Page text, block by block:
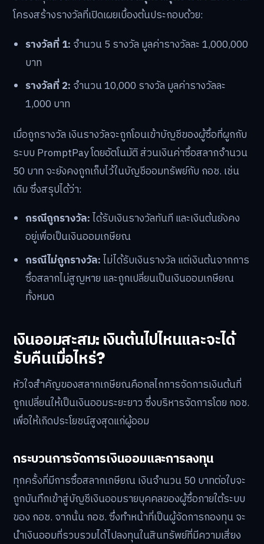
รูปแบบสลาก:เป็นสลากขูดแบบดิจิทัล (Digital Scratch
สุ่มชุดตัวเลขให้อัตโนมัติ ผู้ซื้อไม่ต้องเลือกเลขเอง และไม่มี
การพิมพ์สลากเป็นกระดาษ
ระบบการออกรางวัล และหลักการรับเงิน
เพื่อสร้างแรงจูงใจอย่างต่อเนื่อง สลากเกษียณมีการออก
รางวัลทุกสัปดาห์ โดยกำหนดเป็นทุกวันศุกร์ เวลา 17:00 น.
โครงสร้างรางวัลที่เปิดเผยเบื้องต้นประกอบด้วย:
รางวัลที่ 1:จำนวน 5 รางวัล มูลค่ารางวัลละ 1,000,000
บาท
รางวัลที่ 2:จำนวน 10,000 รางวัล มูลค่ารางวัลละ
1,000 บาท
เมื่อถูกรางวัล เงินรางวัลจะถูกโอนเข้าบัญชีของผู้ซื้อที่ผูกกับ
ระบบ PromptPay โดยอัตโนมัติ ส่วนเงินค่าซื้อสลากจำนวน
เดิม ซึ่งสรุปได้ว่า:
กรณีถูกรางวัล:ได้รับเงินรางวัลทันที และเงินต้นยังคง
อยู่เพื่อเป็นเงินออมเกษียณ
กรณีไม่ถูกรางวัล:ไม่ได้รับเงินรางวัล แต่เงินต้นจากการ
ซื้อสลากไม่สูญหาย และถูกเปลี่ยนเป็นเงินออมเกษียณ
เงินออมสะสม: เงินต้นไปไหนและจะได้
รับคืนเมื่อไหร่?
หัวใจสำคัญของสลากเกษียณคือกลไกการจัดการเงินต้นที่